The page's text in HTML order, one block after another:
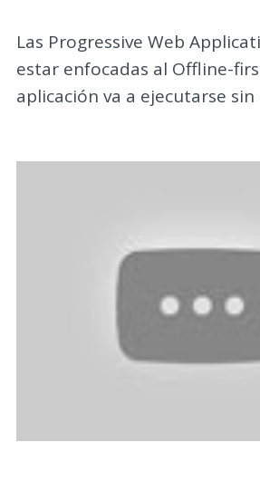
Las Progressive Web
estar enfocadas al Offline-
aplicación va a ejecutarse